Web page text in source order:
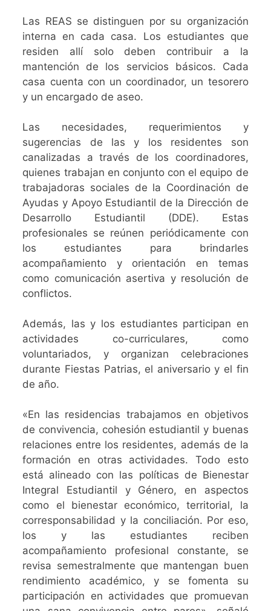
Las REAS se distinguen por su organización
interna en cada casa. Los estudiantes que
residen allí solo deben contribuir a la
mantención de los servicios básicos. Cada
casa cuenta con un coordinador, un tesorero
y un encargado de aseo.
Las necesidades, requerimientos y
sugerencias de las y los residentes son
canalizadas a través de los coordinadores,
quienes trabajan en conjunto con el equipo de
trabajadoras sociales de la Coordinación de
Ayudas y Apoyo Estudiantil de la Dirección de
Desarrollo Estudiantil (DDE). Estas
profesionales se reúnen periódicamente con
los estudiantes para brindarles
acompañamiento y orientación en temas
como comunicación asertiva y resolución de
conflictos.
Además, las y los estudiantes participan en
actividades co-curriculares, como
voluntariados, y organizan celebraciones
durante Fiestas Patrias, el aniversario y el fin
de año.
«En las residencias trabajamos en objetivos
de convivencia, cohesión estudiantil y buenas
relaciones entre los residentes, además de la
formación en otras actividades. Todo esto
está alineado con las políticas de Bienestar
Integral Estudiantil y Género, en aspectos
como el bienestar económico, territorial, la
corresponsabilidad y la conciliación. Por eso,
los y las estudiantes reciben
acompañamiento profesional constante, se
revisa semestralmente que mantengan buen
rendimiento académico, y se fomenta su
participación en actividades que promuevan